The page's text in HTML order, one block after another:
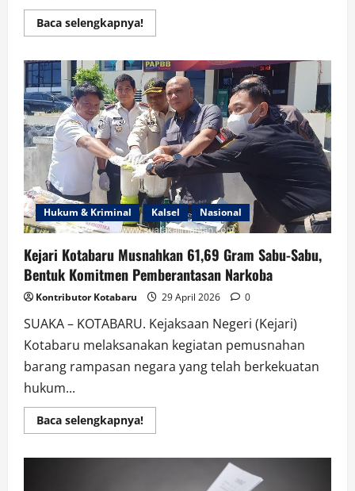
Baca selengkapnya!Read
more
Hukum
Sebut
PT.
Sungai
Rangit
Tidak
Kooperatif
Terkait
Kasus
Sengketa
Lahan
Hukum & Kriminal Kalsel Nasional
Kejari Kotabaru Musnahkan 61,69 Gram Sabu-Sabu,
Bentuk Komitmen Pemberantasan Narkoba
Kontributor Kotabaru 29 April 2026 0
SUAKA – KOTABARU. Kejaksaan Negeri (Kejari)
Kotabaru melaksanakan kegiatan pemusnahan
barang rampasan negara yang telah berkekuatan
hukum...
Baca selengkapnya!Read
more